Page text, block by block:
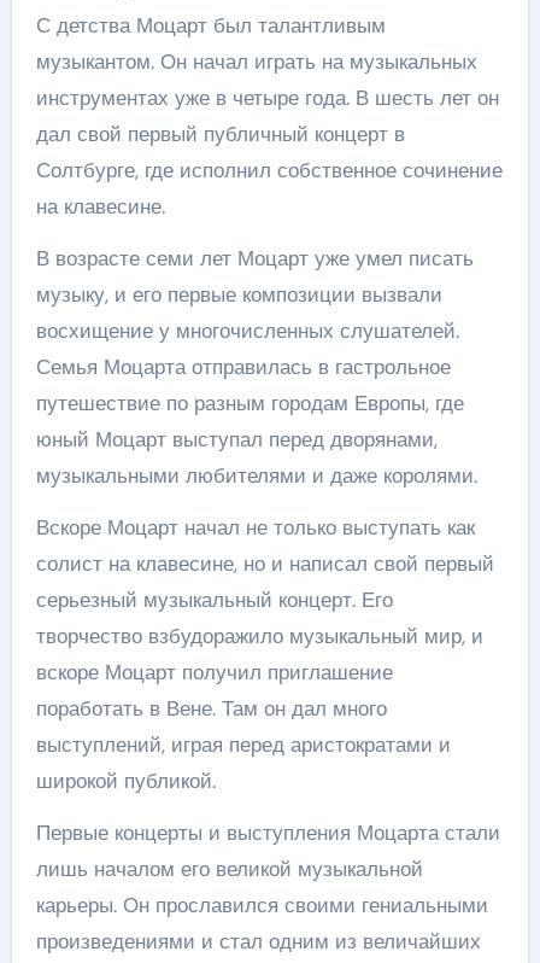
С детства Моцарт был талантливым
музыкантом. Он начал играть на музыкальных
инструментах уже в четыре года. В шесть лет он
дал свой первый публичный концерт в
Солтбурге, где исполнил собственное сочинение
на клавесине.
В возрасте семи лет Моцарт уже умел писать
музыку, и его первые композиции вызвали
восхищение у многочисленных слушателей.
Семья Моцарта отправилась в гастрольное
путешествие по разным городам Европы, где
юный Моцарт выступал перед дворянами,
музыкальными любителями и даже королями.
Вскоре Моцарт начал не только выступать как
солист на клавесине, но и написал свой первый
серьезный музыкальный концерт. Его
творчество взбудоражило музыкальный мир, и
вскоре Моцарт получил приглашение
поработать в Вене. Там он дал много
выступлений, играя перед аристократами и
широкой публикой.
Первые концерты и выступления Моцарта стали
лишь началом его великой музыкальной
карьеры. Он прославился своими гениальными
произведениями и стал одним из величайших